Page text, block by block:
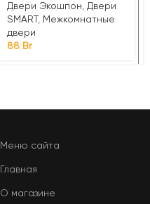
Двери Экошпон, Двери
SMART , Межкомнатные
двери
88 Br
Меню сайта
Главная
О магазине